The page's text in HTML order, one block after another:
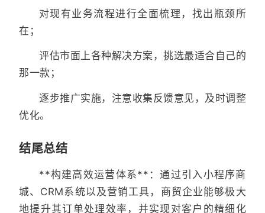
对现有业务流程进行全面梳理，找出瓶颈所
在；
评估市面上各种解决方案，挑选最适合自己的
那一款；
逐步推广实施，注意收集反馈意见，及时调整
优化。
结尾总结
**构建高效运营体系**：通过引入小程序商
城、CRM系统以及营销工具，商贸企业能够极大
地提升其订单处理效率，并实现对客户的精细化